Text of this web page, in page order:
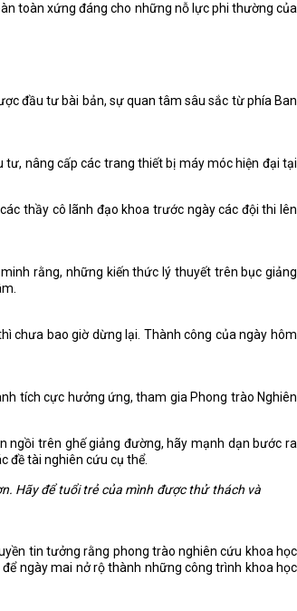
toàn xứng đáng cho những nỗ lực phi thường của
đầu tư bài bản, sự quan tâm sâu sắc từ phía Ban
tư, nâng cấp các trang thiết bị máy móc hiện đại tại
thầy cô lãnh đạo khoa trước ngày các đội thi lên
rằng, những kiến thức lý thuyết trên bục giảng
chưa bao giờ dừng lại. Thành công của ngày hôm
tích cực hưởng ứng, tham gia Phong trào Nghiên
ngồi trên ghế giảng đường, hãy mạnh dạn bước ra
đề tài nghiên cứu cụ thể.
Hãy để tuổi trẻ của mình được thử thách và
tin tưởng rằng phong trào nghiên cứu khoa học
ngày mai nở rộ thành những công trình khoa học